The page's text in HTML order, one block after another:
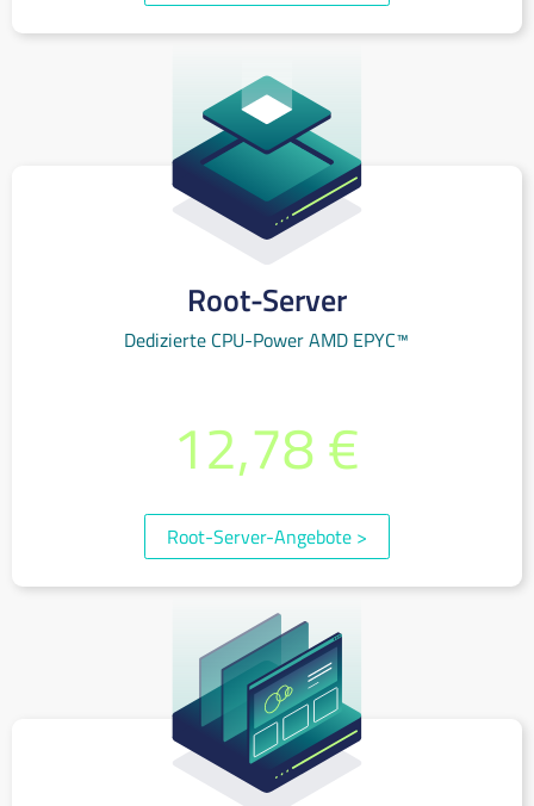
Root-Server
Dedizierte CPU-Power AMD EPYC™
12,78 €
Root-Server-Angebote >